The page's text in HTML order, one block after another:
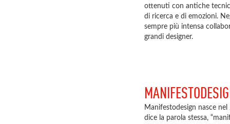
ottenuti con antiche
di ricerca e di emozioni.
sempre più intensa
grandi designer.
Manifestodesign nasce
dice la parola stessa,